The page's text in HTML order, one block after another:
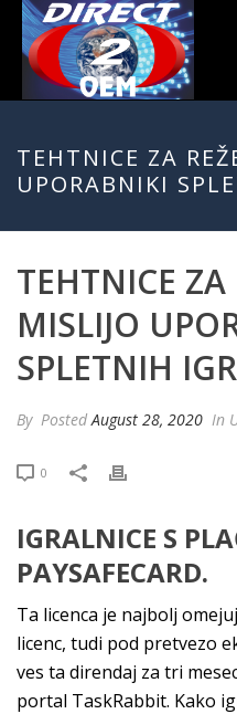
TEHTNICE ZA
UPORABNIKI
TEHTNICE ZA
MISLIJO
SPLETNIH
By PostedAugust 28, 2020 In
0
IGRALNICE S
PAYSAFECARD.
Ta licenca je najbolj
licenc, tudi pod pretvezo
ves ta direndaj za tri
portal TaskRabbit. Kako